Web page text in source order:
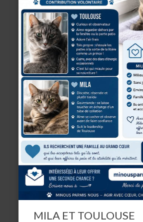
MILA ET TOULOUSE